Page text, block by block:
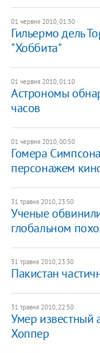
01 червня 2010, 01:30
Гильермо дель
"Хоббита"
01 червня 2010, 01:10
Астрономы
часов
01 червня 2010, 00:50
Гомера
персонажем
31 травня 2010, 23:50
Ученые
глобальном
31 травня 2010, 23:30
Пакистан
31 травня 2010, 22:50
Умер известный
Хоппер